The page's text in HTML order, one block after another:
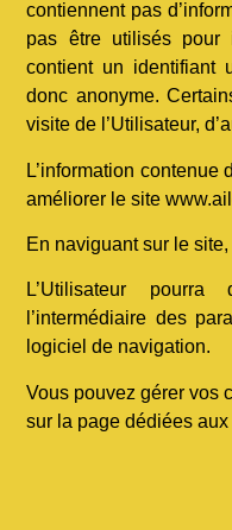
contiennent pas
pas être utilisés pour
contient un identifiant
donc anonyme.
visite de l’Utilisateur,
L’information
améliorer le site
En naviguant sur le
L’Utilisateur
l’intermédiaire des
logiciel de navigation.
Vous pouvez gérer vos
sur la page dédiées